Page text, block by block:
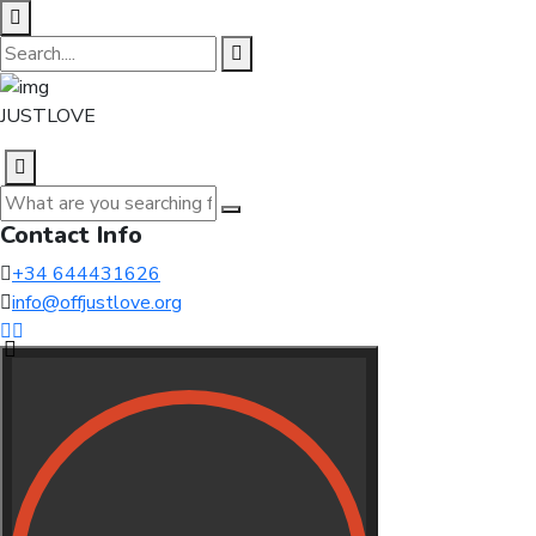
JUSTLOVE
Contact Info
+34 644431626
info@offjustlove.org